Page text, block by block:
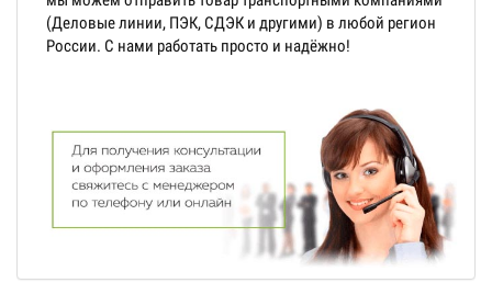
(Деловые линии, ПЭК, СДЭК и другими) в любой регион
России. С нами работать просто и надёжно!